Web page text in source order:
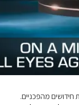
מהפכניים.